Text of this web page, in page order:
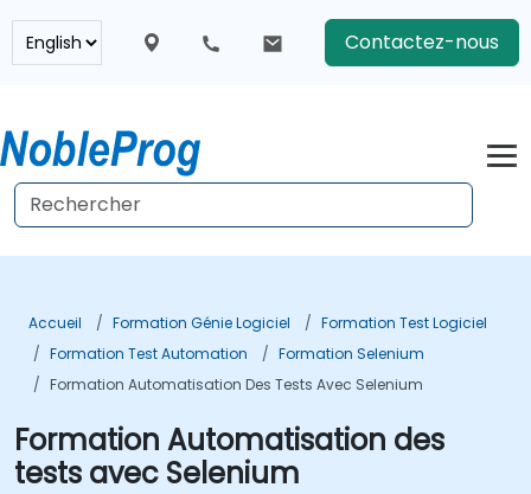
Contactez-nous
Accueil Formation Génie Logiciel
Formation Test Logiciel
Formation Test Automation
Formation Selenium
Formation Automatisation Des Tests Avec Selenium
Formation Automatisation des
tests avec Selenium